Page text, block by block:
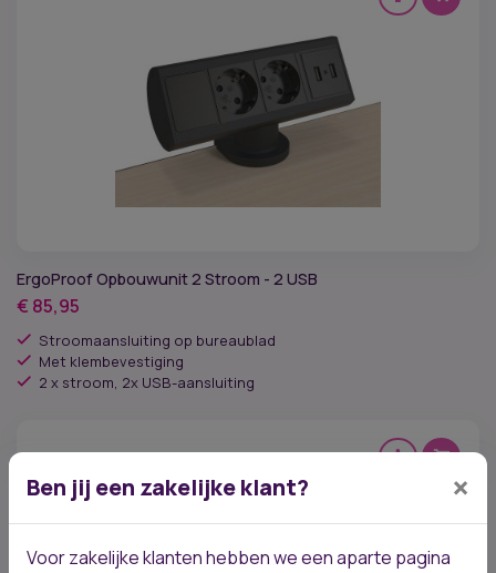
ErgoProof Opbouwunit 2 Stroom - 2 USB
€ 85,95
Stroomaansluiting op bureaublad
Met klembevestiging
2 x stroom, 2x USB-aansluiting
Ben jij een zakelijke klant? ×
Voor zakelijke klanten hebben we een aparte pagina